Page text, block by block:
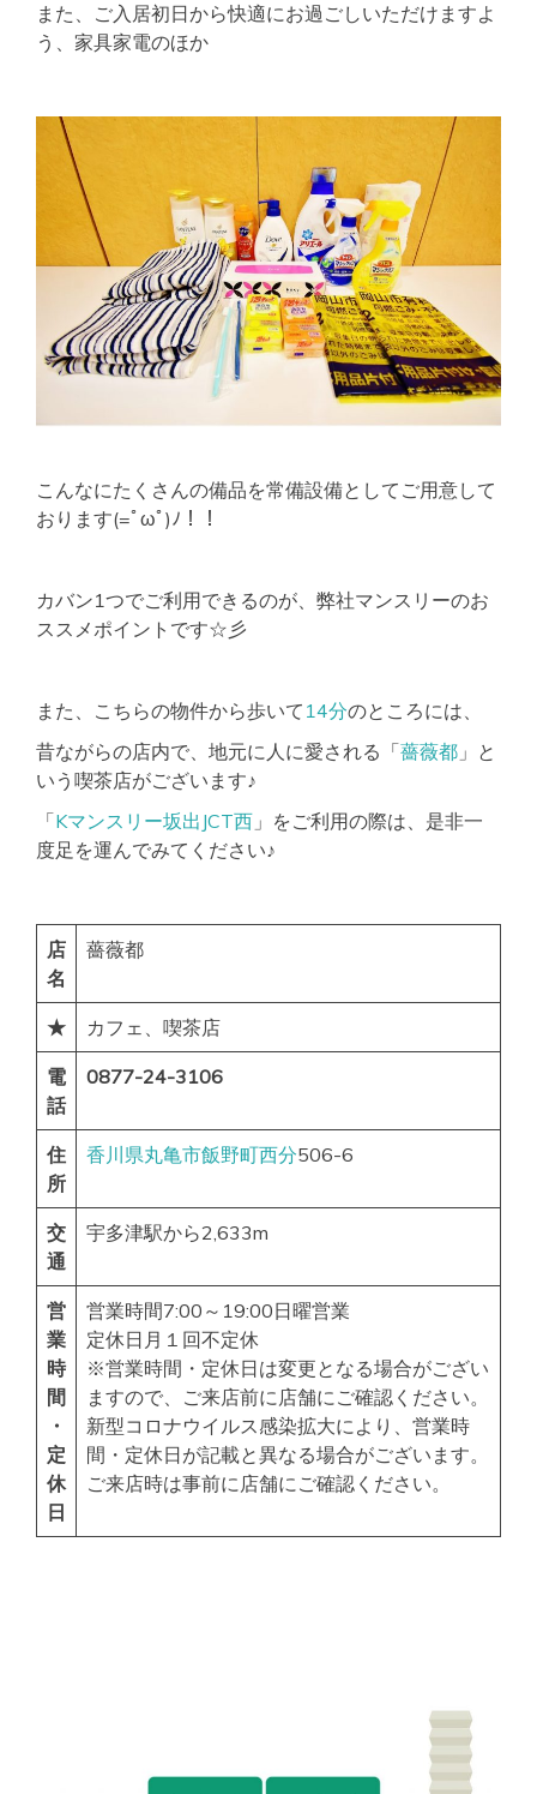
また、ご入居初日から快適にお過ごしいただけますよ
う、家具家電のほか
こんなにたくさんの備品を常備設備としてご用意して
おります(=ﾟωﾟ)ﾉ！！
カバン1つでご利用できるのが、弊社マンスリーのお
ススメポイントです☆彡
また、こちらの物件から歩いて 14分のところには、
昔ながらの店内で、地元に人に愛される「薔薇都 」と
いう喫茶店がございます♪
「Kマンスリー坂出JCT西 」をご利用の際は、是非一
度足を運んでみてください♪
店
名
薔薇都
★ カフェ、喫茶店
電
話
0877-24-3106
住
所
香川県丸亀市飯野町西分506-6
交
通
宇多津駅から2,633m
営
業
時
間
・
定
休
日
営業時間7:00～19:00日曜営業
定休日月１回不定休
※営業時間・定休日は変更となる場合がござい
ますので、ご来店前に店舗にご確認ください。
新型コロナウイルス感染拡大により、営業時
間・定休日が記載と異なる場合がございます。
ご来店時は事前に店舗にご確認ください。